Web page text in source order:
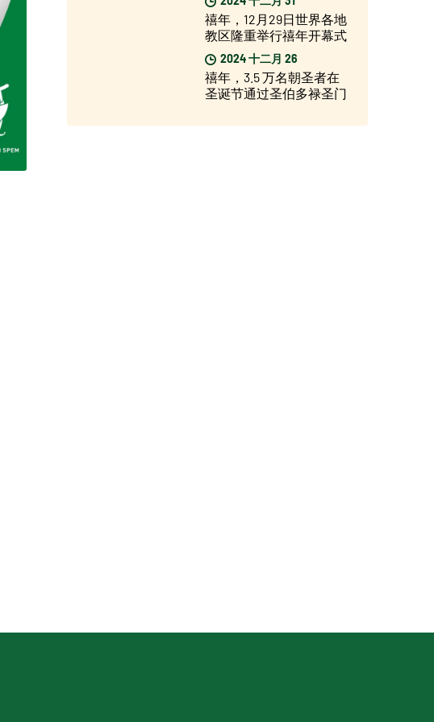
禧年，12月29日世界各地
教区隆重举行禧年开幕式
2024 十二月 26
禧年，3.5 万名朝圣者在
圣诞节通过圣伯多禄圣门